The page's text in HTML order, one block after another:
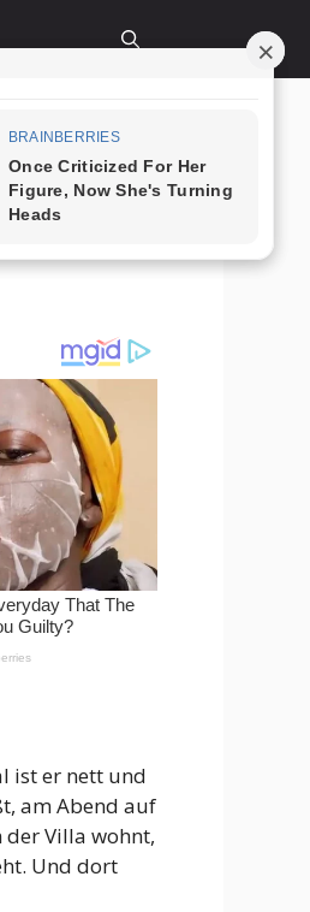
ist er nett und
am Abend auf
der Villa wohnt,
Und dort